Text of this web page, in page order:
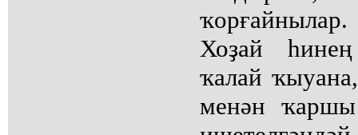
Хоҙай
ҡалай
менән ҡаршы